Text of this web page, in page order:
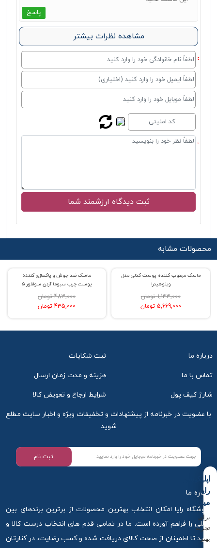
پاسخ
مشاهده نظرات بیشتر
محصولات مشابه
% حراج 10
ماسک ضد جوش و پاکسازی کننده
پوست چرب سبوما آردن سولفور 5
483,000 تومان
435,000 تومان
% حراج -400
ماسک مرطوب کننده پوست کدلی مدل
وینوهیدرا
1,133,000 تومان
5,669,000 تومان
درباره ما ثبت شکایات
تماس با ما هزینه و مدت زمان ارسال
شارژ کیف پول شرایط ارجاع و تعویض کالا
با عضویت در خبرنامه از پیشنهادات و تخفیفات ویژه و اخبار سایت مطلع
شوید
ثبت نام
درباره ما
فروشگاه رایا امکان انتخاب بهترین محصولات از برترین برندهای بین
المللی را فراهم آورده است. ما در تمامی قدم های انتخاب درست کالا و
خرید تا اطمینان از صحت کالای دریافت شده و کسب رضایت، در کنارتان
اپلیکیشن
رایا
میکاپ
برای
تجربه
بهتر